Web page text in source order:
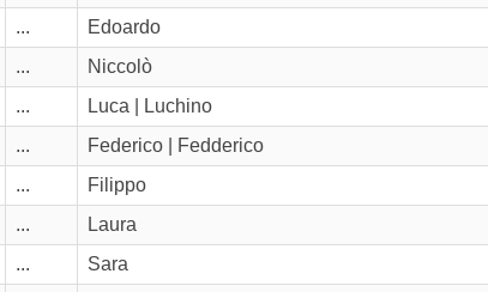
...
Edoardo
...
Niccolò
...
Luca | Luchino
...
Federico | Fedderico
...
Filippo
...
Laura
...
Sara